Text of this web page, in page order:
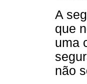
A
que
uma
não